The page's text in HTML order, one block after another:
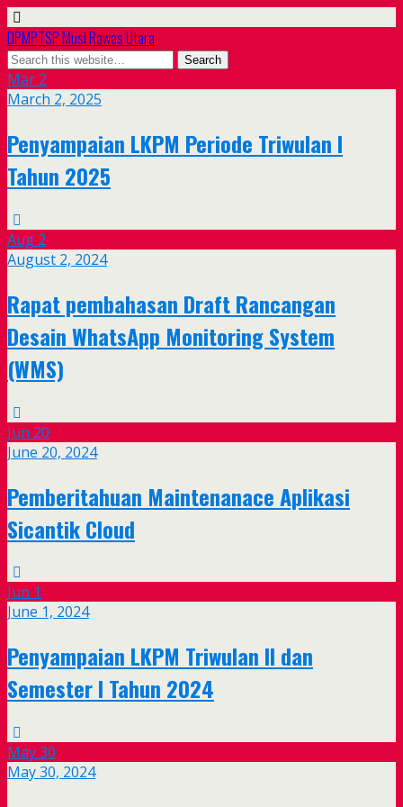
DPMPTSP Musi Rawas Utara
Mar 2
March 2, 2025
Penyampaian LKPM Periode Triwulan I
Tahun 2025
Aug 2
August 2, 2024
Rapat pembahasan Draft Rancangan
Desain WhatsApp Monitoring System
(WMS)
Jun 20
June 20, 2024
Pemberitahuan Maintenanace Aplikasi
Sicantik Cloud
Jun 1
June 1, 2024
Penyampaian LKPM Triwulan II dan
Semester I Tahun 2024
May30
May 30, 2024